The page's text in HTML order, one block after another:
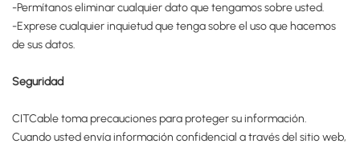
-Permítanos eliminar cualquier dato que tengamos sobre usted.
-Exprese cualquier inquietud que tenga sobre el uso que hacemos
de sus datos.
Seguridad
CITCable toma precauciones para proteger su información.
Cuando usted envía información confidencial a través del sitio web,